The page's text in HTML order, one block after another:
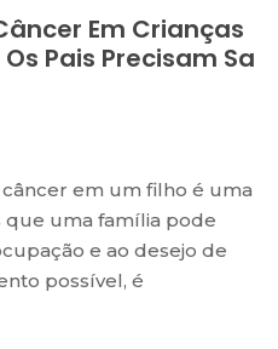
Em Crianças
Pais Precisam Sa
em um filho é uma
que uma família pode
e ao desejo de
possível, é